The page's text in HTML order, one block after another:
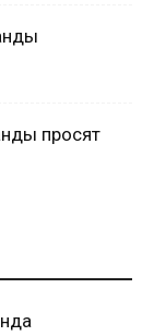
просят